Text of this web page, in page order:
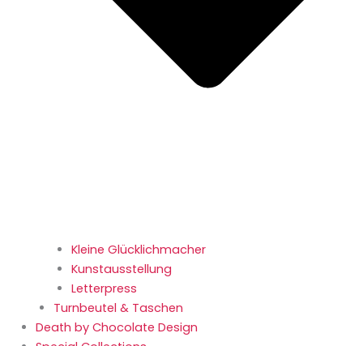
Kleine Glücklichmacher
Kunstausstellung
Letterpress
Turnbeutel & Taschen
Death by Chocolate Design